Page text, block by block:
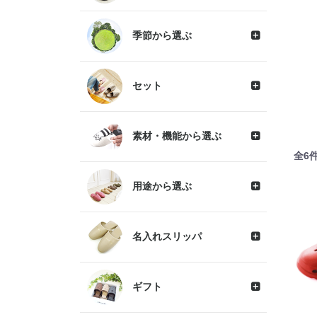
季節から選ぶ
セット
素材・機能から選ぶ
用途から選ぶ
名入れスリッパ
ギフト
全6